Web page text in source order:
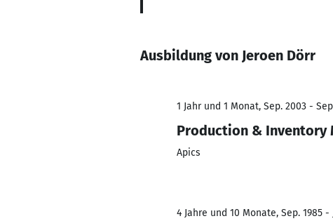
Ausbildung von Jeroen Dörr
1 Jahr und 1 Monat, Sep. 2003 -
Production & Inventory
Apics
4 Jahre und 10 Monate, Sep. 1985 -